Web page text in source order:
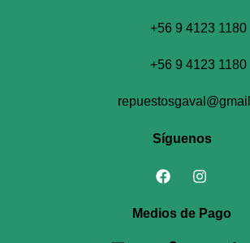
+56 9 4123 1180
+56 9 4123 1180
Síguenos
Medios de Pago